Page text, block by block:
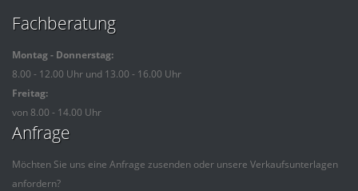
Fachberatung
Montag - Donnerstag:
8.00 - 12.00 Uhr und 13.00 - 16.00 Uhr
Freitag:
von 8.00 - 14.00 Uhr
Anfrage
Möchten Sie uns eine Anfrage zusenden oder unsere Verkaufsunterlagen
anfordern?